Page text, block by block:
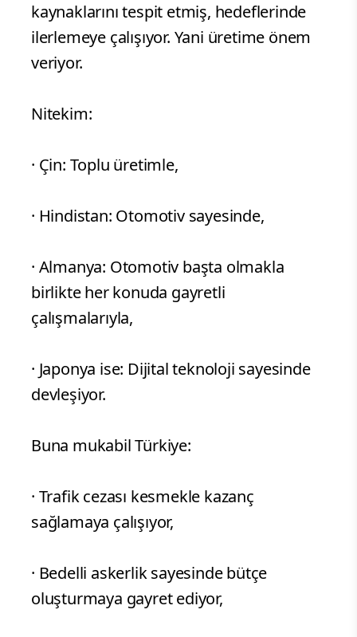
kaynaklarını tespit etmiş, hedeflerinde
ilerlemeye çalışıyor. Yani üretime önem
veriyor.
Nitekim:
· Çin: Toplu üretimle,
· Hindistan: Otomotiv sayesinde,
· Almanya: Otomotiv başta olmakla
birlikte her konuda gayretli
çalışmalarıyla,
· Japonya ise: Dijital teknoloji sayesinde
devleşiyor.
Buna mukabil Türkiye:
· Trafik cezası kesmekle kazanç
sağlamaya çalışıyor,
· Bedelli askerlik sayesinde bütçe
oluşturmaya gayret ediyor,